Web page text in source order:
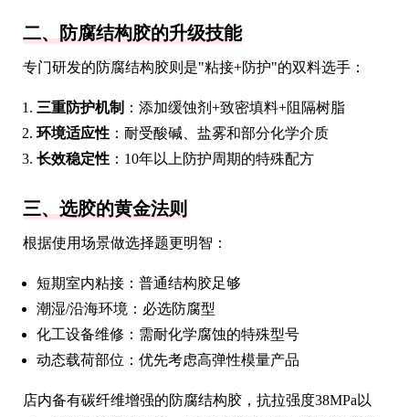
二、防腐结构胶的升级技能
专门研发的防腐结构胶则是"粘接+防护"的双料选手：
三重防护机制 ：添加缓蚀剂+致密填料+阻隔树脂
环境适应性 ：耐受酸碱、盐雾和部分化学介质
长效稳定性 ：10年以上防护周期的特殊配方
三、选胶的黄金法则
根据使用场景做选择题更明智：
短期室内粘接：普通结构胶足够
潮湿/沿海环境：必选防腐型
化工设备维修：需耐化学腐蚀的特殊型号
动态载荷部位：优先考虑高弹性模量产品
店内备有碳纤维增强的防腐结构胶，抗拉强度38MPa以